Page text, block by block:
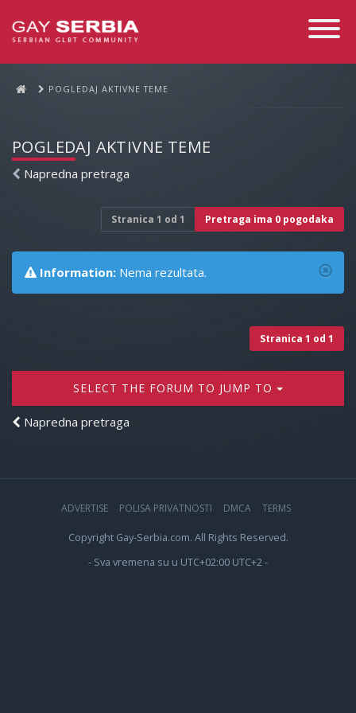
Toggle
POGLEDAJ AKTIVNE TEME
POGLEDAJ AKTIVNE TEME
Napredna pretraga
Stranica 1 od 1 Pretraga ima 0 pogodaka
Information: Nema rezultata.
Stranica 1 od 1
SELECT THE FORUM TO JUMP TO
Napredna pretraga
ADVERTISE POLISA PRIVATNOSTI DMCA TERMS
Copyright Gay-Serbia.com. All Rights Reserved.
- Sva vremena su u UTC+02:00 UTC+2 -